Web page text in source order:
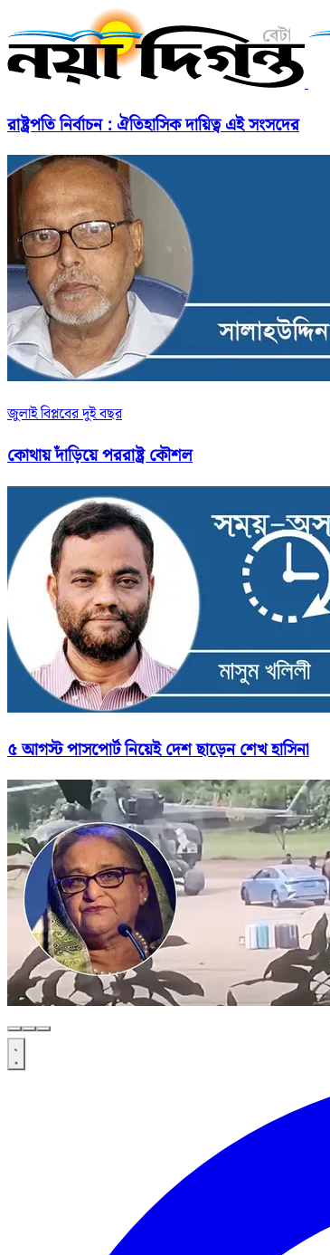
রাষ্ট্রপতি নির্বাচন : ঐতিহাসিক দায়িত্ব এই সংসদের
জুলাই বিপ্লবের দুই বছর
কোথায় দাঁড়িয়ে পররাষ্ট্র কৌশল
৫ আগস্ট পাসপোর্ট নিয়েই দেশ ছাড়েন শেখ হাসিনা